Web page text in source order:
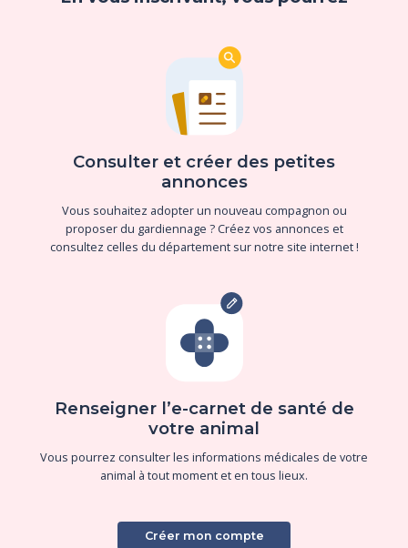
Consulter et créer des petites
annonces
Vous souhaitez adopter un nouveau compagnon ou
proposer du gardiennage ? Créez vos annonces et
consultez celles du département sur notre site internet !
Renseigner l’e-carnet de santé de
votre animal
Vous pourrez consulter les informations médicales de votre
animal à tout moment et en tous lieux.
Créer mon compte